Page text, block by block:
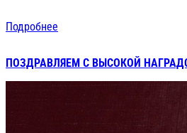
Подробнее
ПОЗДРАВЛЯЕМ С ВЫСОКОЙ